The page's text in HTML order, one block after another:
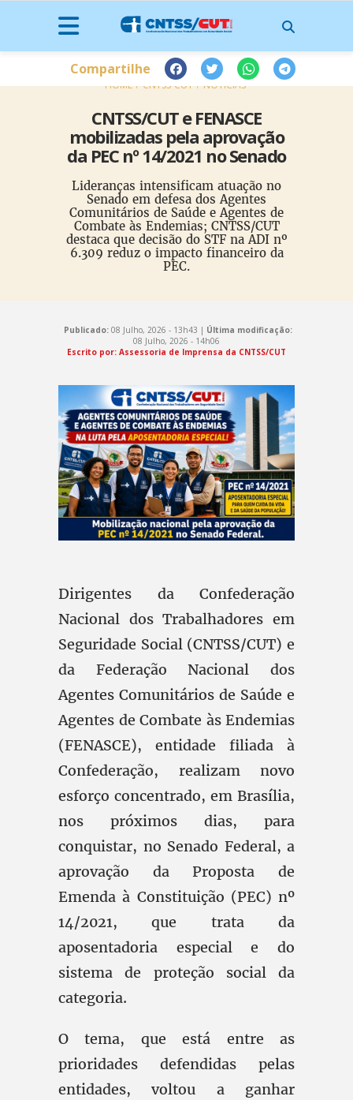
HOME CNTSS-CUT NOTÍCIAS
CNTSS/CUT e FENASCE
mobilizadas pela aprovação
da PEC nº 14/2021 no Senado
Lideranças intensificam atuação no
Senado em defesa dos Agentes
Comunitários de Saúde e Agentes de
Combate às Endemias; CNTSS/CUT
destaca que decisão do STF na ADI nº
6.309 reduz o impacto financeiro da
PEC.
Compartilhe
Publicado:08 Julho, 2026 - 13h43 | Última modificação:
08 Julho, 2026 - 14h06
Escrito por: Assessoria de Imprensa da CNTSS/CUT
Dirigentes da Confederação
Nacional dos Trabalhadores em
Seguridade Social (CNTSS/CUT) e
da Federação Nacional dos
Agentes Comunitários de Saúde e
Agentes de Combate às Endemias
(FENASCE), entidade filiada à
Confederação, realizam novo
esforço concentrado, em Brasília,
nos próximos dias, para
conquistar, no Senado Federal, a
aprovação da Proposta de
Emenda à Constituição (PEC) nº
14/2021, que trata da
aposentadoria especial e do
sistema de proteção social da
categoria.
O tema, que está entre as
prioridades defendidas pelas
entidades, voltou a ganhar